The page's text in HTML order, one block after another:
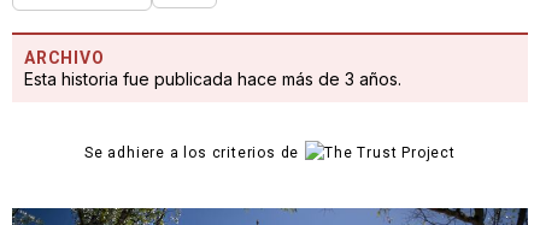
ARCHIVO
Esta historia fue publicada hace más de 3 años.
Se adhiere a los criterios de